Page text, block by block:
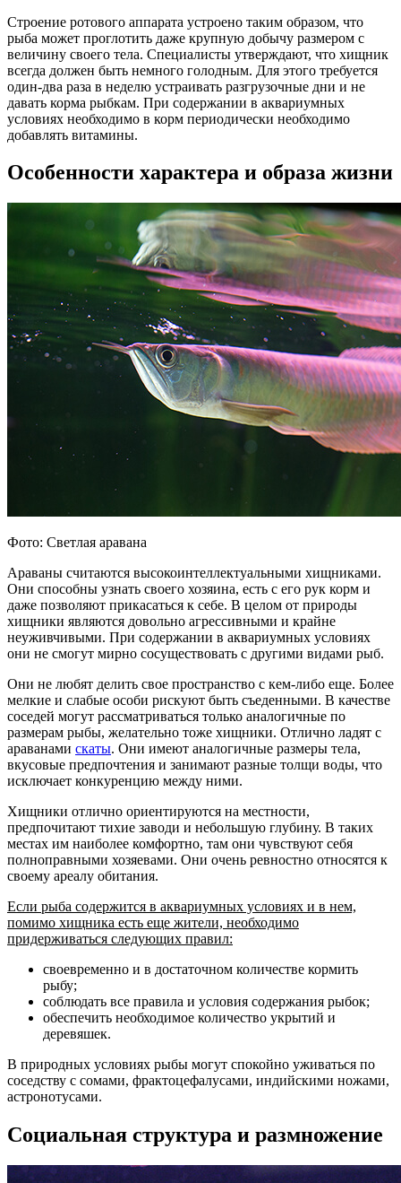
Строение ротового аппарата устроено таким образом, что
рыба может проглотить даже крупную добычу размером с
величину своего тела. Специалисты утверждают, что хищник
всегда должен быть немного голодным. Для этого требуется
один-два раза в неделю устраивать разгрузочные дни и не
давать корма рыбкам. При содержании в аквариумных
условиях необходимо в корм периодически необходимо
добавлять витамины.
Особенности характера и образа жизни
Фото: Светлая аравана
Араваны считаются высокоинтеллектуальными хищниками.
Они способны узнать своего хозяина, есть с его рук корм и
даже позволяют прикасаться к себе. В целом от природы
хищники являются довольно агрессивными и крайне
неуживчивыми. При содержании в аквариумных условиях
они не смогут мирно сосуществовать с другими видами рыб.
Они не любят делить свое пространство с кем-либо еще. Более
мелкие и слабые особи рискуют быть съеденными. В качестве
соседей могут рассматриваться только аналогичные по
размерам рыбы, желательно тоже хищники. Отлично ладят с
араванами скаты. Они имеют аналогичные размеры тела,
вкусовые предпочтения и занимают разные толщи воды, что
исключает конкуренцию между ними.
Хищники отлично ориентируются на местности,
предпочитают тихие заводи и небольшую глубину. В таких
местах им наиболее комфортно, там они чувствуют себя
полноправными хозяевами. Они очень ревностно относятся к
своему ареалу обитания.
Если рыба содержится в аквариумных условиях и в нем,
помимо хищника есть еще жители, необходимо
придерживаться следующих правил:
своевременно и в достаточном количестве кормить
рыбу;
соблюдать все правила и условия содержания рыбок;
обеспечить необходимое количество укрытий и
деревяшек.
В природных условиях рыбы могут спокойно уживаться по
соседству с сомами, фрактоцефалусами, индийскими ножами,
астронотусами.
Социальная структура и размножение